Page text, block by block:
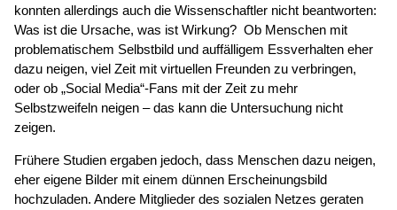
konnten allerdings auch die Wissenschaftler nicht beantworten:
Was ist die Ursache, was ist Wirkung? Ob Menschen mit
problematischem Selbstbild und auffälligem Essverhalten eher
dazu neigen, viel Zeit mit virtuellen Freunden zu verbringen,
oder ob „Social Media“-Fans mit der Zeit zu mehr
Selbstzweifeln neigen – das kann die Untersuchung nicht
zeigen.
Frühere Studien ergaben jedoch, dass Menschen dazu neigen,
eher eigene Bilder mit einem dünnen Erscheinungsbild
hochzuladen. Andere Mitglieder des sozialen Netzes geraten